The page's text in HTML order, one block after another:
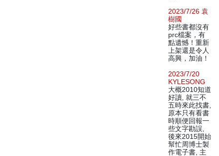
2023/7/26 袁
樹國
好些書都沒有
prc檔案，有
點遺憾！重新
上架還是令人
高興，加油！
2023/7/20
KYLESONG
大概2010知道
好讀, 就三不
五時來此找書,
原本只有看書
時順便回報一
些文字勘誤,
後來2015開始
幫忙周博士製
作電子書, 主